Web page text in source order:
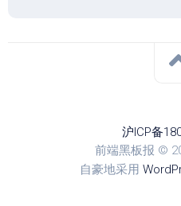
沪ICP备
前端黑板报 ©
自豪地采用